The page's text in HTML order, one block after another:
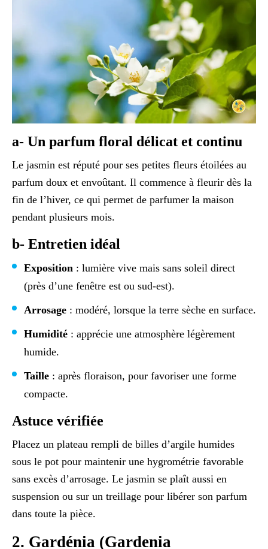
a- Un parfum floral délicat et continu
Le jasmin est réputé pour ses petites fleurs étoilées au
parfum doux et envoûtant. Il commence à fleurir dès la
fin de l’hiver, ce qui permet de parfumer la maison
pendant plusieurs mois.
b- Entretien idéal
Exposition : lumière vive mais sans soleil direct
(près d’une fenêtre est ou sud-est).
Arrosage : modéré, lorsque la terre sèche en surface.
Humidité : apprécie une atmosphère légèrement
humide.
Taille : après floraison, pour favoriser une forme
compacte.
Astuce vérifiée
Placez un plateau rempli de billes d’argile humides
sous le pot pour maintenir une hygrométrie favorable
sans excès d’arrosage. Le jasmin se plaît aussi en
suspension ou sur un treillage pour libérer son parfum
dans toute la pièce.
2. Gardénia (Gardenia